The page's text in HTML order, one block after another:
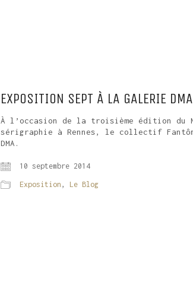
EXPOSITION SEPT À LA GALERIE
À l’occasion de la troisième édition
sérigraphie à Rennes, le collectif
DMA.
10 septembre 2014
Exposition , Le Blog